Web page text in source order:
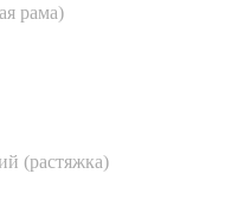
рама)
(растяжка)